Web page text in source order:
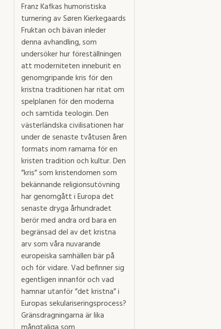
Franz Kafkas humoristiska
turnering av Søren Kierkegaards
Fruktan och bävan inleder
denna avhandling, som
undersöker hur föreställningen
att moderniteten inneburit en
genomgripande kris för den
kristna traditionen har ritat om
spelplanen för den moderna
och samtida teologin. Den
västerländska civilisationen har
under de senaste tvåtusen åren
formats inom ramarna för en
kristen tradition och kultur. Den
”kris” som kristendomen som
bekännande religionsutövning
har genomgått i Europa det
senaste dryga århundradet
berör med andra ord bara en
begränsad del av det kristna
arv som våra nuvarande
europeiska samhällen bär på
och för vidare. Vad befinner sig
egentligen innanför och vad
hamnar utanför ”det kristna” i
Europas sekulariseringsprocess?
Gränsdragningarna är lika